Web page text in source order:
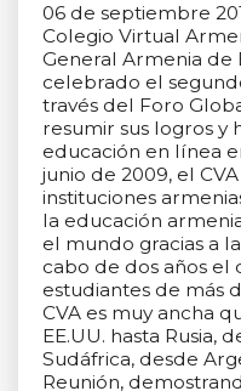
06 de septiembre
Colegio Virtual
General Armenia de
celebrado el
través del Foro
resumir sus logros
educación en línea
junio de 2009, el
instituciones
la educación
el mundo gracias a
cabo de dos años el
estudiantes de más
CVA es muy ancha
EE.UU. hasta Rusia,
Sudáfrica, desde
Reunión,